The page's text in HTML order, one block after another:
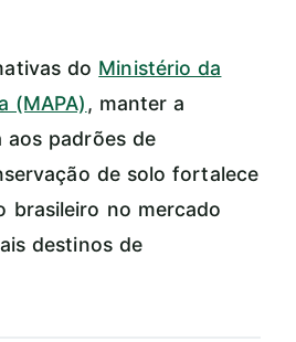
do Ministério da
(MAPA), manter a
aos padrões de
de solo fortalece
brasileiro no mercado
destinos de